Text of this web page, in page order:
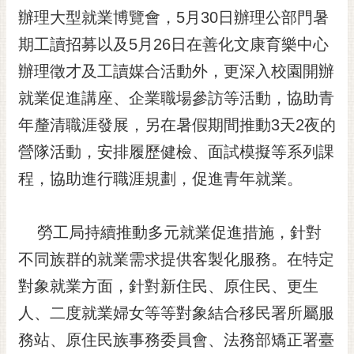
RSS
訂
閱
電
子
報
市
信
English
日
本
隱
辦理大型就業博覽會，5月30日辦理公部門暑
期工讀招募以及5月26日在善化文康育樂中心
辦理徵才及工讀媒合活動外，更深入校園開辦
就業促進講座、企業職場參訪等活動，協助青
年釐清職涯發展，另在暑假期間推動3天2夜的
營隊活動，安排履歷健檢、面試模擬等系列課
程，協助進行職涯規劃，促進青年就業。
勞工局持續推動多元就業促進措施，針對
不同族群的就業需求提供客製化服務。在特定
對象就業方面，針對新住民、原住民、更生
人、二度就業婦女等等對象結合移民署所屬服
務站、原住民族事務委員會、法務部矯正署臺